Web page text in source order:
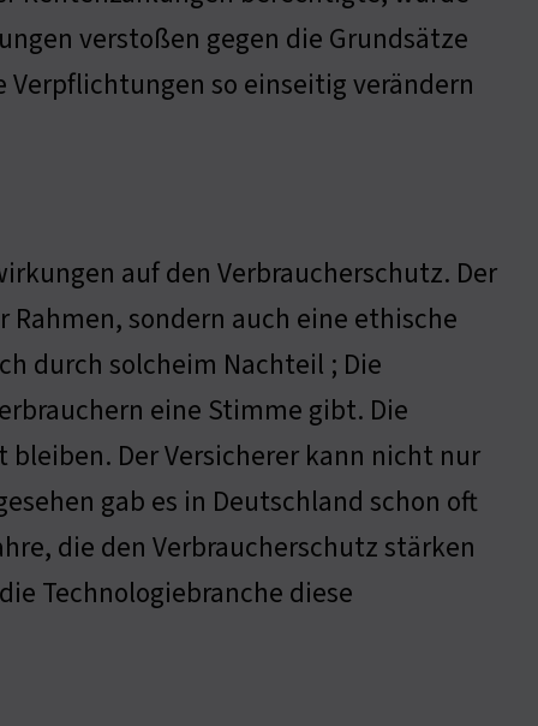
verstoßen gegen die Grundsätze
so einseitig verändern
auf den Verbraucherschutz. Der
Rahmen, sondern auch eine ethische
durch solcheim Nachteil ; Die
eine Stimme gibt. Die
bleiben. Der Versicherer kann nicht nur
gab es in Deutschland schon oft
die den Verbraucherschutz stärken
Technologiebranche diese